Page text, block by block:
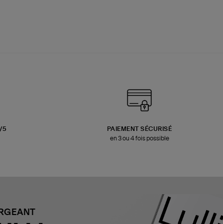
5
PAIEMENT SÉCURISÉ
en 3 ou 4 fois possible